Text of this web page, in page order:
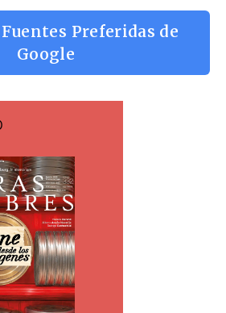
Fuentes Preferidas de
Google